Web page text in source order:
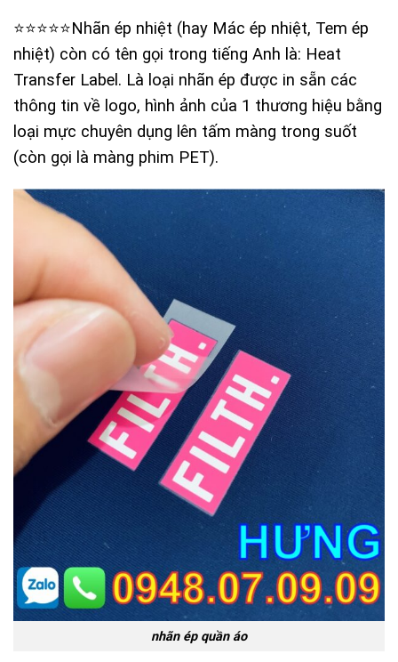
⭐️⭐️⭐️⭐️⭐️Nhãn ép nhiệt (hay Mác ép nhiệt, Tem ép
nhiệt) còn có tên gọi trong tiếng Anh là: Heat
Transfer Label. Là loại nhãn ép được in sẵn các
thông tin về logo, hình ảnh của 1 thương hiệu bằng
loại mực chuyên dụng lên tấm màng trong suốt
(còn gọi là màng phim PET).
nhãn ép quần áo